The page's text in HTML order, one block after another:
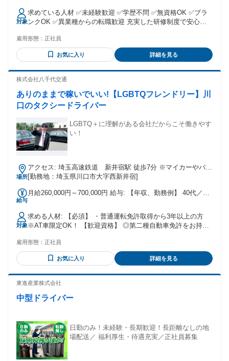
皆勤・家族手当金額：なし 全員に一律で支払われるその他手
当金額：なし ■昇給年1回 ■賞与年1回 【各種手当あり】 ■出
張手当 ■皆勤手当／月3万円 ■休日手当 ■残業手当
……………………………… 《ファーストコースの場合》 月給
30万超可！ ※月曜～金曜で終日実働40hを超えた場合、土曜
勤務を残業扱いにし割り増し賃金にて給与計算 《セカンドコ
ースの場合》 月給25万円～35万円 ★完全週休2日制で私生活
充実！ 《サードコースの場合》 月給20万円～30万円 ★週休3
日制での柔軟な働き方が叶う◎ ……………………………… ※
残業・休日出勤時間分は手当支給により正当に還元いたしま
す
対象
求めている人材 ✅未経験歓迎 ✅学歴不問 ✅無資格OK ✅ブラ
ンクOK ✅異業種からの転職歓迎 充実した研修制度で安心◎
輩との同行研修など研修制度は充実！ 未経験・無資格の方で
も安心してスタートできます。
雇用形態： 正社員
お気に入り 詳細を見る
株式会社八千代交通
ありのままで稼いでいい!【LGBTQフレンドリー】川
口のタクシードライバー
LGBTQ＋に理解がある会社だからこそ働きやす
い！
場所
アクセス: 埼玉高速鉄道 新井宿駅 徒歩7分 ※マイカーやバイ
ク等での通勤歓迎！
[勤務地：埼玉県川口市大字西新井宿]
給与
月給260,000円～700,000円 給与: 【年収、勤務例】 40代／入
1年目 18:00～翌03:00勤務 【年収】600万円程度 60代／入社
9年目 09:00～翌02:00勤務 【年収】550万円程度
対象
求める人材: 【必須】 ・普通運転免許取得から3年以上の方
※AT車限定OK！ 【歓迎資格】 ◎第二種自動車免許をお持ち
制されたくない方 ・プライベートも充実されたい方 ・運転が
好きな方 ・安定した所得を求めている方 ・シフトに融通が利
く職場を希望する方 ・ライフスタイル優先思考の方
雇用形態： 正社員
お気に入り 詳細を見る
東進産業株式会社
中型ドライバー
日勤のみ！未経験・長期歓迎！長距離なしの地
場配送／ 福利厚生・待遇充実／正社員募集